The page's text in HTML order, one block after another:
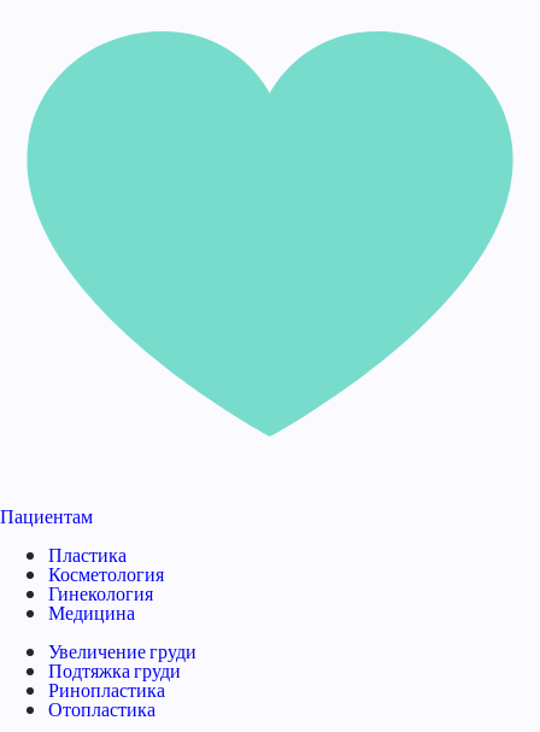
Пациентам
Пластика
Косметология
Гинекология
Медицина
Увеличение груди
Подтяжка груди
Ринопластика
Отопластика